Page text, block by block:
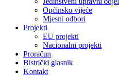
Općinsko vijeće
Mjesni odbori
Projekti
EU projekti
Nacionalni projekti
Proračun
Bistrički glasnik
Kontakt